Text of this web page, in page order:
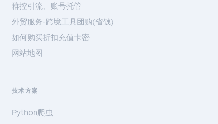
群控引流、账号托管
外贸服务-跨境工具团购(省钱)
如何购买折扣充值卡密
网站地图
技术方案
Python爬虫